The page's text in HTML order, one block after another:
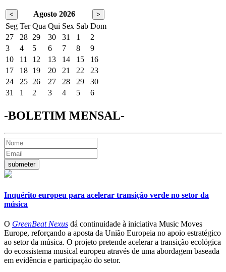
< Agosto 2026 >
Seg Ter Qua Qui Sex Sab Dom
27
28 29 30 31 1
2
3
4 5 6 7 8
9
10
11 12 13 14 15
16
17
18 19 20 21 22
23
24
25 26 27 28 29
30
31
1 2 3 4 5 6
-BOLETIM MENSAL-
Inquérito europeu para acelerar transição verde no setor da
música
O GreenBeat Nexus dá continuidade à iniciativa Music Moves
Europe, reforçando a aposta da União Europeia no apoio estratégico
ao setor da música. O projeto pretende acelerar a transição ecológica
do ecossistema musical europeu através de uma abordagem baseada
em evidência e participação do setor.